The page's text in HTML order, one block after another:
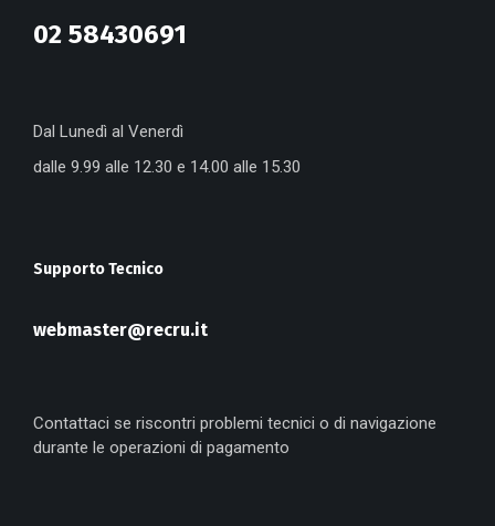
02 58430691
Dal Lunedì al Venerdì
dalle 9.99 alle 12.30 e 14.00 alle 15.30
Supporto Tecnico
webmaster@recru.it
Contattaci se riscontri problemi tecnici o di navigazione
durante le operazioni di pagamento